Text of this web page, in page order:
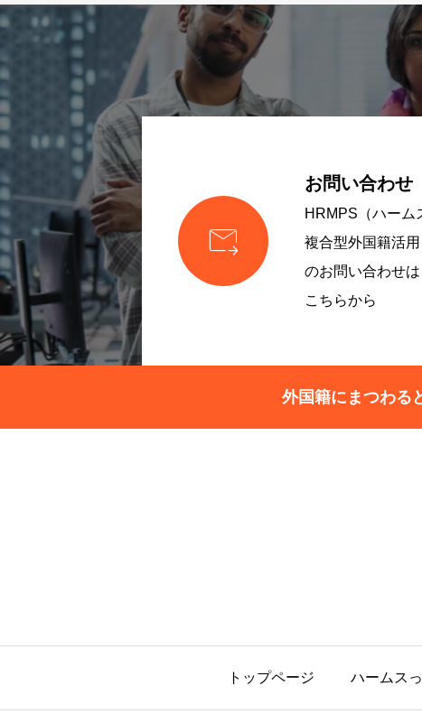

お問い合わせ
HRMPS（ハーム
複合型外国籍活
のお問い合わせは
こちらから
外国籍にまつわる
トップページ ハームス